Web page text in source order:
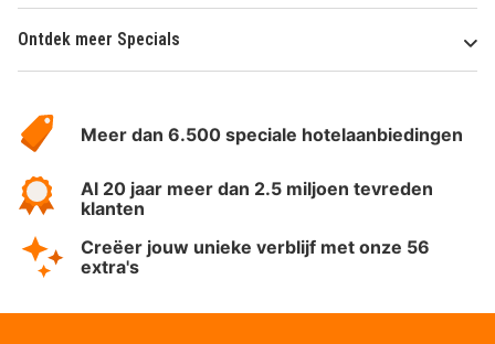
Ontdek meer Specials
HotelSpecials
Meer dan 6.500 speciale hotelaanbiedingen
Al 20 jaar meer dan 2.5 miljoen tevreden
klanten
Creëer jouw unieke verblijf met onze 56
extra's